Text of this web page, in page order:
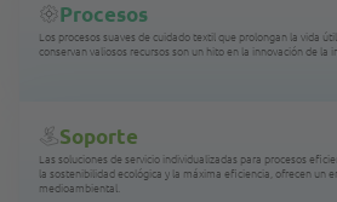
Procesos
Los procesos suaves de cuidado textil que prolongan la vida
conservan valiosos recursos son un hito en la innovación de la
Soporte
Las soluciones de servicio individualizadas para procesos
la sostenibilidad ecológica y la máxima eficiencia, ofrecen un
medioambiental.